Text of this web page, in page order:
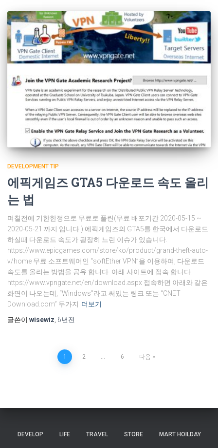
DEVELOPMENT TIP
에픽게임즈 GTA5 다운로드 속도 올리
는 법
며칠전에 기한한정으로 무료로 풀린(무료 배포기간 2020-05-15 ~
2020-05-21 까지 입니다.) 에픽게임즈의 GTA5를 한국에서 다운로드
하실때 다운로드 속도가 굉장히 느린 이슈가 있습니다.
https://www.epicgames.com/store/ko/product/grand-theft-auto-
v/home 무료 소프트웨어인 “softEther VPN”을 이용하여, 다운로드
속도를 올리는 방법을 공유 합니다. 아래 사이트에 접속 합니다.
https://www.vpngate.net/en/download.aspx 접속하면 아래와 같은
화면이 나오는데, “Windows”라고 써있는 링크 또는 “CNET
Download.com” 두가지 더보기
글쓴이 wisewiz 6년전
이
1 2 … 6 다음
DEVELOP LIFE TRAVEL STORE MART HOILDAY